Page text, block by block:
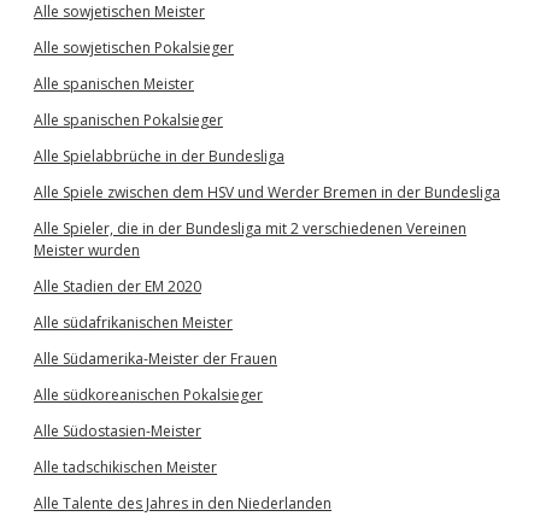
Alle sowjetischen Meister
Alle sowjetischen Pokalsieger
Alle spanischen Meister
Alle spanischen Pokalsieger
Alle Spielabbrüche in der Bundesliga
Alle Spiele zwischen dem HSV und Werder Bremen in der Bundesliga
Alle Spieler, die in der Bundesliga mit 2 verschiedenen Vereinen
Meister wurden
Alle Stadien der EM 2020
Alle südafrikanischen Meister
Alle Südamerika-Meister der Frauen
Alle südkoreanischen Pokalsieger
Alle Südostasien-Meister
Alle tadschikischen Meister
Alle Talente des Jahres in den Niederlanden